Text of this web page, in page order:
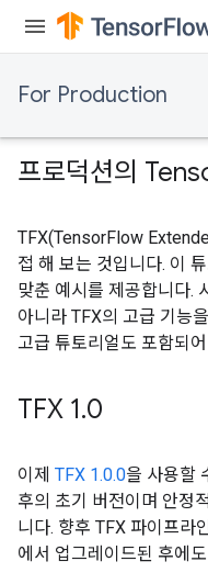
For Production
프로덕션의
TFX(TensorFlow
접 해 보는 것입니다. 이
맞춘 예시를 제공합니다.
아니라 TFX의 고급 기능
고급 튜토리얼도 포함되
TFX 1.0
이제 TFX 1.0.0을 사용할
후의 초기 버전이며 안정
니다. 향후 TFX 파이프라
에서 업그레이드된 후에